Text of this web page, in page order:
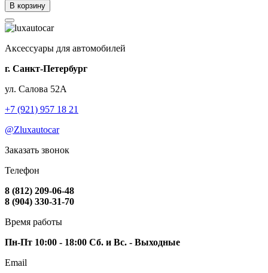
В корзину
Аксессуары для автомобилей
г. Санкт-Петербург
ул. Салова 52А
+7 (921) 957 18 21
@Zluxautocar
Заказать звонок
Телефон
8 (812) 209-06-48
8 (904) 330-31-70
Время работы
Пн-Пт 10:00 - 18:00 Сб. и Вс. - Выходные
Email